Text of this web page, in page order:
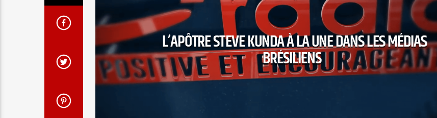
L’APÔTRE STEVE KUNDA À LA UNE DANS LES MÉDIAS
BRÉSILIENS